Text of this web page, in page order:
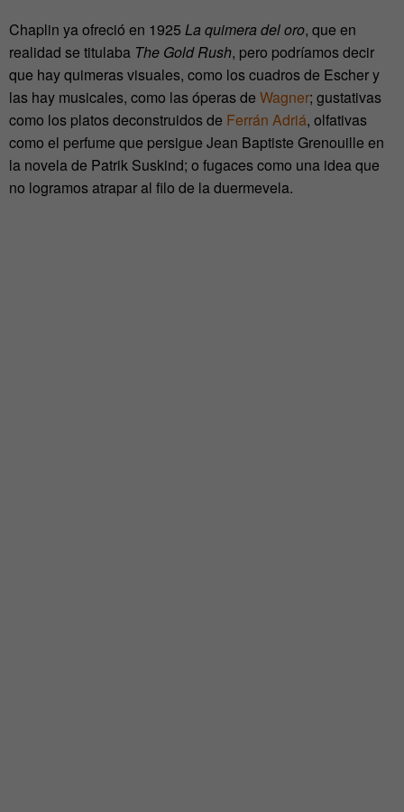
Chaplin ya ofreció en 1925 La quimera del oro, que en
realidad se titulaba The Gold Rush, pero podríamos decir
que hay quimeras visuales, como los cuadros de Escher y
las hay musicales, como las óperas de Wagner; gustativas
como los platos deconstruidos de Ferrán Adriá, olfativas
como el perfume que persigue Jean Baptiste Grenouille en
la novela de Patrik Suskind; o fugaces como una idea que
no logramos atrapar al filo de la duermevela.